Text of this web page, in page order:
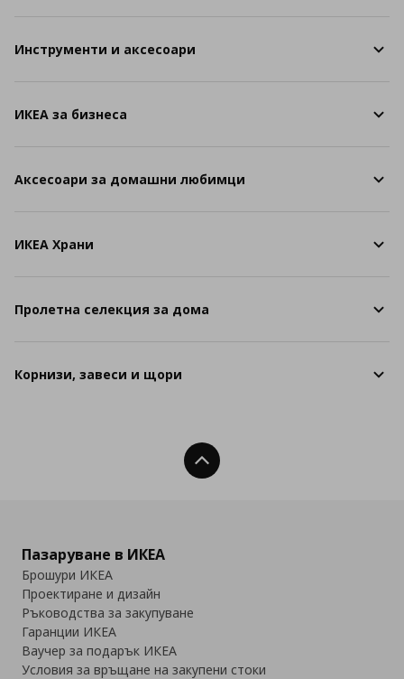
Инструменти и аксесоари
ИКЕА за бизнеса
Аксесоари за домашни любимци
ИКЕА Храни
Пролетна селекция за дома
Корнизи, завеси и щори
Нагоре
Пазаруване в ИКЕА
Брошури ИКЕА
Проектиране и дизайн
Ръководства за закупуване
Гаранции ИКЕА
Ваучер за подарък ИКЕА
Условия за връщане на закупени стоки